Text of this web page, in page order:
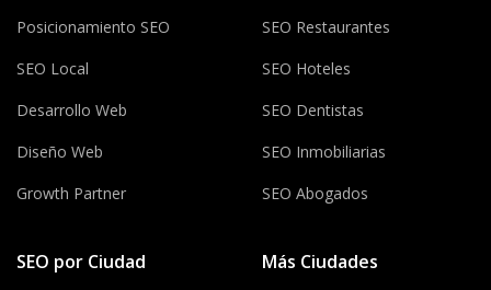
Posicionamiento SEO
SEO Local
Desarrollo Web
Diseño Web
Growth Partner
SEO Restaurantes
SEO Hoteles
SEO Dentistas
SEO Inmobiliarias
SEO Abogados
SEO por Ciudad Más Ciudades